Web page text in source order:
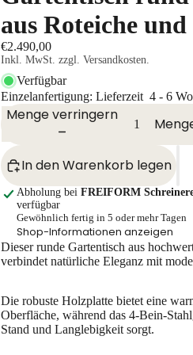
aus Roteiche
€2.490,00
Inkl. MwSt. zzgl. Versandkosten.
Verfügbar
Einzelanfertigung: Lieferzeit 4 - 6
Menge verringern
In den Warenkorb legen
Abholung bei FREIFORM
verfügbar
Gewöhnlich fertig in 5 oder mehr Tagen
Shop-Informationen anzeigen
Dieser runde Gartentisch aus
verbindet natürliche Eleganz mit
Die robuste Holzplatte bietet eine
Oberfläche, während das 4-Bein-
Stand und Langlebigkeit sorgt.